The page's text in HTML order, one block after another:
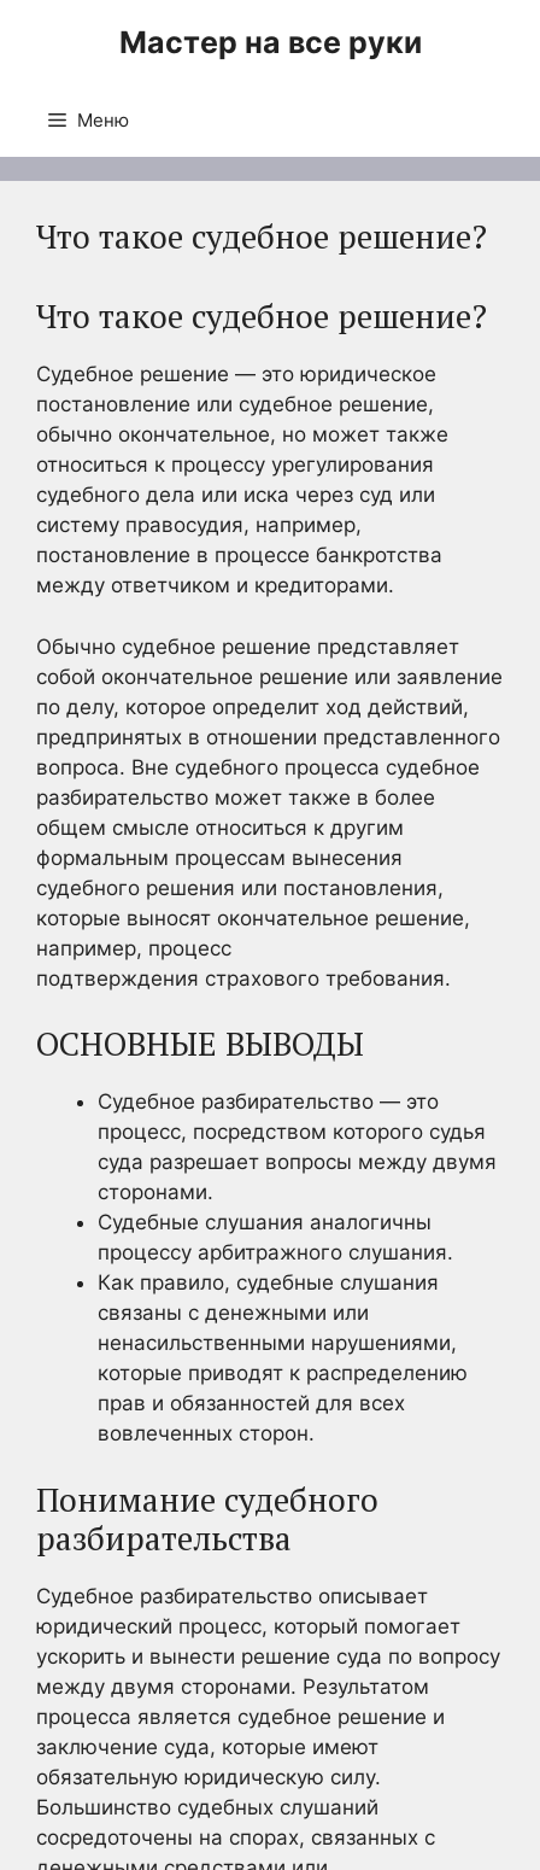
Мастер на все руки
Меню
Что такое судебное решение?
Что такое судебное решение?
Судебное решение — это юридическое
постановление или судебное решение,
обычно окончательное, но может также
относиться к процессу урегулирования
судебного дела или иска через суд или
систему правосудия, например,
постановление в процессе банкротства
между ответчиком и кредиторами.
Обычно судебное решение представляет
собой окончательное решение или заявление
по делу, которое определит ход действий,
предпринятых в отношении представленного
вопроса. Вне судебного процесса судебное
разбирательство может также в более
общем смысле относиться к другим
формальным процессам вынесения
судебного решения или постановления,
которые выносят окончательное решение,
например, процесс
подтверждения страхового требования.
ОСНОВНЫЕ ВЫВОДЫ
Судебное разбирательство — это
процесс, посредством которого судья
суда разрешает вопросы между двумя
сторонами.
Судебные слушания аналогичны
процессу арбитражного слушания.
Как правило, судебные слушания
связаны с денежными или
ненасильственными нарушениями,
которые приводят к распределению
прав и обязанностей для всех
вовлеченных сторон.
Понимание судебного
разбирательства
Судебное разбирательство описывает
юридический процесс, который помогает
ускорить и вынести решение суда по вопросу
между двумя сторонами. Результатом
процесса является судебное решение и
заключение суда, которые имеют
обязательную юридическую силу.
Большинство судебных слушаний
сосредоточены на спорах, связанных с